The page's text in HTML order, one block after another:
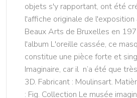
objets s'y rapportant, ont été
l'affiche originale de l'exposition
Beaux Arts de Bruxelles en
l'album L'oreille cassée, ce
constitue une pièce forte et
Imaginaire, car il n’a été que
3D. Fabricant : Moulinsart.
: Fig. Collection Le musée